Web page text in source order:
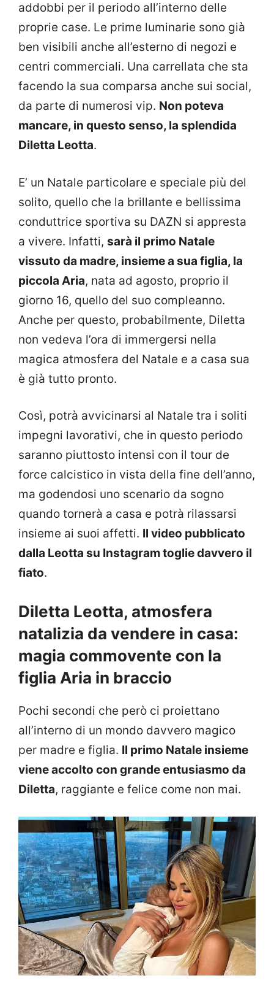
addobbi per il periodo all’interno delle
proprie case. Le prime luminarie sono già
ben visibili anche all’esterno di negozi e
centri commerciali. Una carrellata che sta
facendo la sua comparsa anche sui social,
da parte di numerosi vip. Non poteva
mancare, in questo senso, la splendida
Diletta Leotta.
E’ un Natale particolare e speciale più del
solito, quello che la brillante e bellissima
conduttrice sportiva su DAZN si appresta
a vivere. Infatti, sarà il primo Natale
vissuto da madre, insieme a sua figlia, la
piccola Aria, nata ad agosto, proprio il
giorno 16, quello del suo compleanno.
Anche per questo, probabilmente, Diletta
non vedeva l’ora di immergersi nella
magica atmosfera del Natale e a casa sua
è già tutto pronto.
Così, potrà avvicinarsi al Natale tra i soliti
impegni lavorativi, che in questo periodo
saranno piuttosto intensi con il tour de
force calcistico in vista della fine dell’anno,
ma godendosi uno scenario da sogno
quando tornerà a casa e potrà rilassarsi
insieme ai suoi affetti. Il video pubblicato
dalla Leotta su Instagram toglie davvero il
fiato.
Diletta Leotta, atmosfera
natalizia da vendere in casa:
magia commovente con la
figlia Aria in braccio
Pochi secondi che però ci proiettano
all’interno di un mondo davvero magico
per madre e figlia. Il primo Natale insieme
viene accolto con grande entusiasmo da
Diletta, raggiante e felice come non mai.